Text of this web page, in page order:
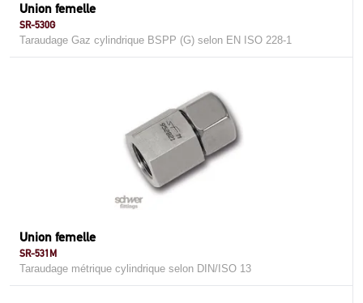
Union femelle
SR-530G
Taraudage Gaz cylindrique BSPP (G) selon EN ISO 228-1
Union femelle
SR-531M
Taraudage métrique cylindrique selon DIN/ISO 13